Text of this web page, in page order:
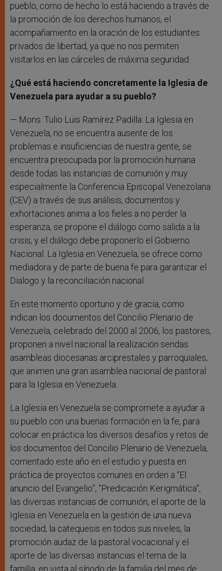
pueblo, como de hecho lo está haciendo a través de
la promoción de los derechos humanos, el
acompañamiento en la oración de los estudiantes
privados de libertad, ya que no nos permiten
visitarlos en las cárceles de máxima seguridad.
¿Qué está haciendo concretamente la Iglesia de
Venezuela para ayudar a su pueblo?
— Mons. Tulio Luis Ramírez Padilla: La Iglesia en
Venezuela, no se encuentra ausente de los
problemas e insuficiencias de nuestra gente, se
encuentra preocupada por la promoción humana
desde todas las instancias de comunión y muy
especialmente la Conferencia Episcopal Venezolana
(CEV) a través de sus análisis, documentos y
exhortaciones anima a los fieles a no perder la
esperanza, se propone el diálogo como salida a la
crisis, y el diálogo debe proponerlo el Gobierno
Nacional. La Iglesia en Venezuela, se ofrece como
mediadora y de parte de buena fe para garantizar el
Dialogo y la reconciliación nacional.
En este momento oportuno y de gracia, como
indican los documentos del Concilio Plenario de
Venezuela, celebrado del 2000 al 2006, los pastores,
proponen a nivel nacional la realización sendas
asambleas diocesanas arciprestales y parroquiales,
que animen una gran asamblea nacional de pastoral
para la Iglesia en Venezuela.
La Iglesia en Venezuela se compromete a ayudar a
su pueblo con una buenas formación en la fe, para
colocar en práctica los diversos desafíos y retos de
los documentos del Concilio Plenario de Venezuela,
comentado este año en el estudio y puesta en
práctica de proyectos comunes en orden a “El
anuncio del Evangelio”, “Predicación Kerigmática”,
las diversas instancias de comunión, el aporte de la
Iglesia en Venezuela en la gestión de una nueva
sociedad, la catequesis en todos sus niveles, la
promoción audaz de la pastoral vocacional y el
aporte de las diversas instancias el tema de la
familia, en vista al sínodo de la familia del mes de